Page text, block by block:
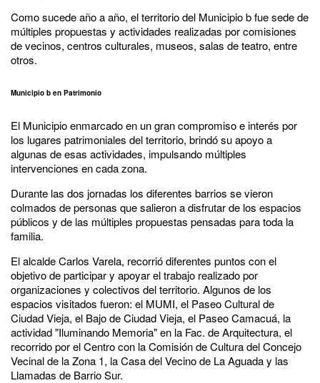
Como sucede año a año, el territorio del Municipio b fue sede de
múltiples propuestas y actividades realizadas por comisiones
de vecinos, centros culturales, museos, salas de teatro, entre
otros.
Municipio b en Patrimonio
El Municipio enmarcado en un gran compromiso e interés por
los lugares patrimoniales del territorio, brindó su apoyo a
algunas de esas actividades, impulsando múltiples
intervenciones en cada zona.
Durante las dos jornadas los diferentes barrios se vieron
colmados de personas que salieron a disfrutar de los espacios
públicos y de las múltiples propuestas pensadas para toda la
familia.
El alcalde Carlos Varela, recorrió diferentes puntos con el
objetivo de participar y apoyar el trabajo realizado por
organizaciones y colectivos del territorio. Algunos de los
espacios visitados fueron: el MUMI, el Paseo Cultural de
Ciudad Vieja, el Bajo de Ciudad Vieja, el Paseo Camacuá, la
actividad "Iluminando Memoria" en la Fac. de Arquitectura, el
recorrido por el Centro con la Comisión de Cultura del Concejo
Vecinal de la Zona 1, la Casa del Vecino de La Aguada y las
Llamadas de Barrio Sur.